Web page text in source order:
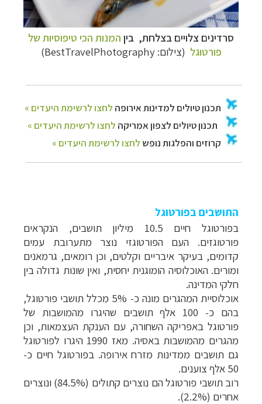
סרדינים צלויים בצלחת, בין המנות הכי טיפוסיות של
פורטוגל (צילום: BestTravelPhotography)
התושבים בפורטוגל
בפורטוגל חיים 10.5 מיליון תושבים, הנקראים
פורטוגזים. העם הפורטוגזי נוצר מתערובת עמים
קדומים, בעיקר איבריים וקלטים, וכן רומאים, גרמאנים
ומורים. האוכלוסיה הומוגנית יחסית, ואין שונות גדולה בין
חלקי המדינה.
אוכלוסיית המהגרים מונה כ- 5% מכלל תושבי פורטוגל,
בהם כ- 100 אלף תושבים שהיגרו מהמושבות של
פורטוגל באפריקה השחורה, עם הענקת העצמאות, וכן
מהגרים מהמושבות באסיה. מאז 1990 היגרו לפורטוגל
גם תושבים ממדינות מזרח אירופה. בפורטוגל חיים כ-
50 אלף צוענים.
רוב תושבי פורטוגל הם נוצרים קתולים (84.5%) ונוצרים
אחרים (2.2%).